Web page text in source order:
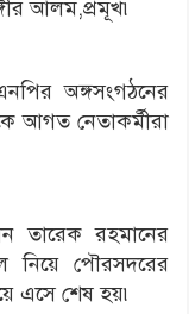
আলম,প্রমূখ৷
অঙ্গসংগঠনের
আগত নেতাকর্মীরা
তারেক রহমানের
পৌরসদরের
এসে শেষ হয়৷